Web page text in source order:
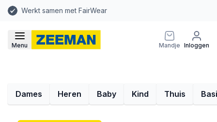
Werkt samen met FairWear
Menu Mandje Inloggen
Dames Heren Baby Kind Thuis